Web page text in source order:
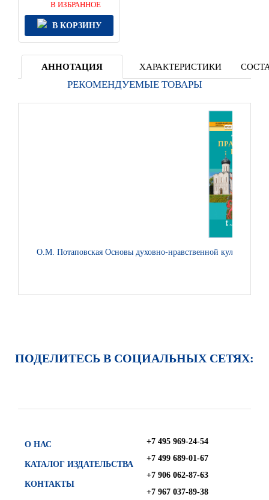
В ИЗБРАННОЕ
В КОРЗИНУ
АННОТАЦИЯ ХАРАКТЕРИСТИКИ
РЕКОМЕНДУЕМЫЕ ТОВАРЫ
О.М. Потаповская Основы духовно-нравственной культуры
ПОДЕЛИТЕСЬ В СОЦИАЛЬНЫХ СЕТЯХ:
О НАС
КАТАЛОГ ИЗДАТЕЛЬСТВА
КОНТАКТЫ
+7 495 969-24-54
+7 499 689-01-67
+7 906 062-87-63
+7 967 037-89-38